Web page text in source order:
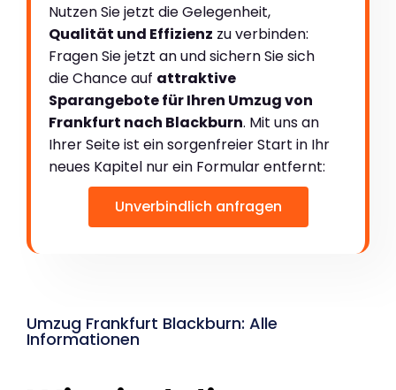
Nutzen Sie jetzt die Gelegenheit,
Qualität und Effizienz zu verbinden:
Fragen Sie jetzt an und sichern Sie sich
die Chance auf attraktive
Sparangebote für Ihren Umzug von
Frankfurt nach Blackburn. Mit uns an
Ihrer Seite ist ein sorgenfreier Start in Ihr
neues Kapitel nur ein Formular entfernt:
Unverbindlich anfragen
Umzug Frankfurt Blackburn: Alle
Informationen